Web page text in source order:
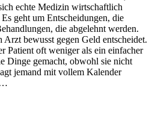
echte Medizin wirtschaftlich
geht um Entscheidungen, die
die abgelehnt werden.
bewusst gegen Geld entscheidet.
Patient oft weniger als ein einfacher
Dinge gemacht, obwohl sie nicht
jemand mit vollem Kalender
…